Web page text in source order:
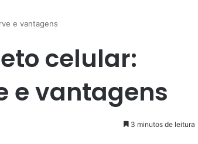
e vantagens
celular:
e vantagens
3 minutos de leitura